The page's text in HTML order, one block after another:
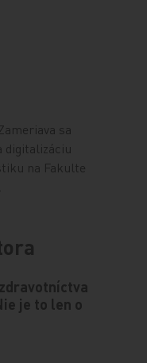
sa
digitalizáciu
na Fakulte
je to len o